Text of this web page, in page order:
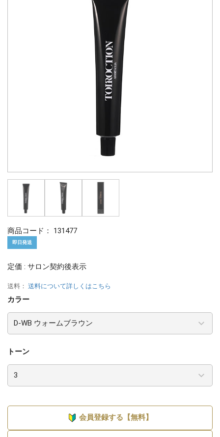
商品コード： 131477
即日発送
定価 : サロン契約後表示
送料： 送料について詳しくはこちら
カラー
トーン
会員登録する【無料】